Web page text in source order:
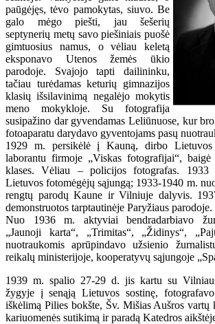
paūgėjęs, tėvo pamokytas, siuvo. Be
galo mėgo piešti, jau šešerių
septynerių metų savo piešiniais puošė
gimtuosius namus, o vėliau keletą
eksponavo Utenos žemės ūkio
parodoje. Svajojo tapti dailininku,
tačiau turėdamas keturių gimnazijos
klasių išsilavinimą negalėjo mokytis
meno mokykloje. Su fotografija
susipažino dar gyvendamas Leliūnuose, kur
fotoaparatu darydavo gyventojams pasų
1929 m. persikėlė į Kauną, dirbo Lietuvos
laborantu firmoje „Viskas fotografijai“, baigė
klases. Vėliau – policijos fotografas.
Lietuvos fotomėgėjų sąjungą; 1933-1940 m.
rengtų parodų Kaune ir Vilniuje dalyvis.
demonstruotos tarptautinėje Paryžiaus parodoje.
Nuo 1936 m. aktyviai bendradarbiavo
„Jaunoji karta“, „Trimitas“, „Židinys“,
nuotraukomis aprūpindavo užsienio
reikalų ministerijoje, kooperatyvų sąjungoje
1939 m. spalio 27-29 d. jis kartu su
žygyje į senąją Lietuvos sostinę,
iškėlimą Pilies bokšte, Šv. Mišias Aušros
kariuomenės sutikimą ir paradą Katedros